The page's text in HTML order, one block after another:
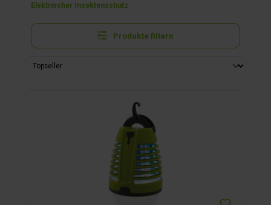
Elektrischer Insektenschutz
Produkte filtern